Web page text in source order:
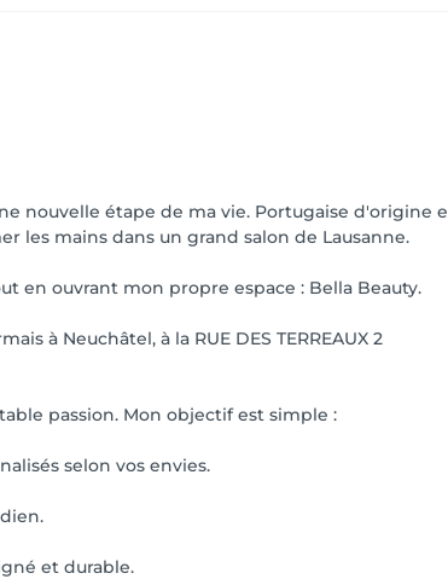
nouvelle étape de ma vie. Portugaise d'origine
les mains dans un grand salon de Lausanne.
en ouvrant mon propre espace : Bella Beauty.
à Neuchâtel, à la RUE DES TERREAUX 2
passion. Mon objectif est simple :
selon vos envies.
et durable.